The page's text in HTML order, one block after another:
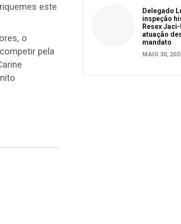
este
o
pela
Delegado
inspeção
Resex
atuação
mandato
MAIO 30,